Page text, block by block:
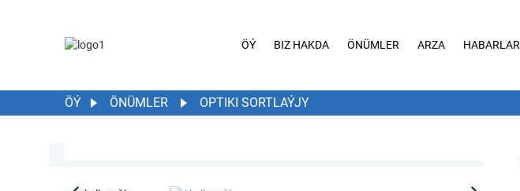
ÖÝ BIZ HAKDA ÖNÜMLER ARZA HABARLAR
ÖÝ ÖNÜMLER OPTIKI SORTLAÝJY